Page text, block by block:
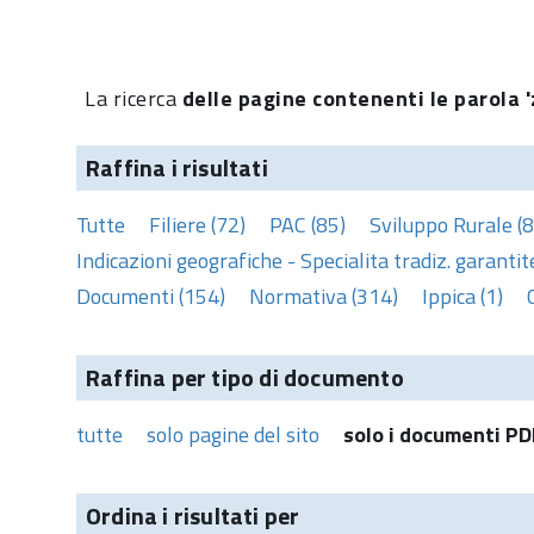
La ricerca delle pagine contenenti le
Raffina i risultati
Tutte Filiere (72) PAC (85)
Sviluppo Rurale
Indicazioni geografiche - Specialita tradiz.
Documenti (154)
Normativa (314) Ippica (1)
Raffina per tipo di documento
tutte solo pagine del sito solo i documenti
Ordina i risultati per